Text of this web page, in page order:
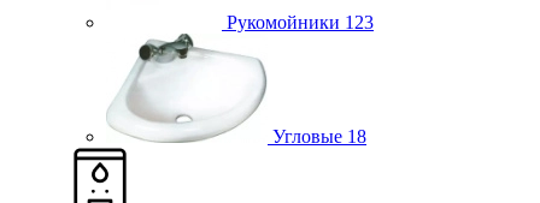
Рукомойники 123
Угловые 18